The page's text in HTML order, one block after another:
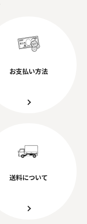
お支払い方法
送料について